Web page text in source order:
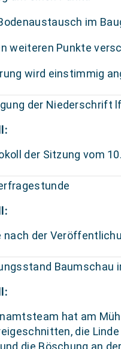
im
weiteren Punkte
wird einstimmig
der Niederschrift
der Sitzung vom
nach der
Baumschau
hat am
die
die Böschung an